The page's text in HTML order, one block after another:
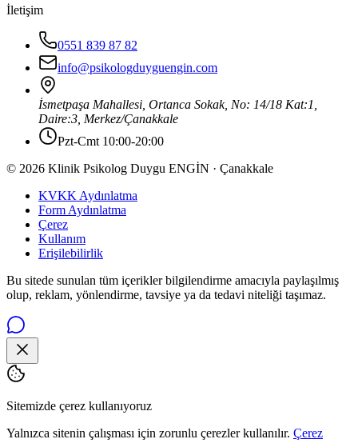
İletişim
0551 839 87 82
info@psikologduyguengin.com
İsmetpaşa Mahallesi, Ortanca Sokak, No: 14/18 Kat:1,
Daire:3 Merkez/Çanakkale
Pzt-Cmt 10:00-20:00
© 2026 Klinik Psikolog Duygu ENGİN · Çanakkale
KVKK Aydınlatma
Form Aydınlatma
Çerez
Kullanım
Erişilebilirlik
Bu sitede sunulan tüm içerikler bilgilendirme amacıyla paylaşılmış
olup, reklam, yönlendirme, tavsiye ya da tedavi niteliği taşımaz.
Sitemizde çerez kullanıyoruz
Yalnızca sitenin çalışması için zorunlu çerezler kullanılır. Çerez